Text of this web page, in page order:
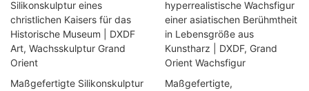
Maßgefertigte Silikonskulptur Maßgefertigte,